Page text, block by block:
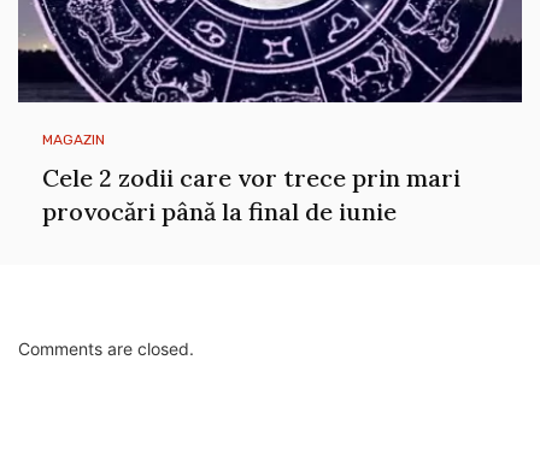
MAGAZIN
Cele 2 zodii care vor trece prin mari
provocări până la final de iunie
Comments are closed.